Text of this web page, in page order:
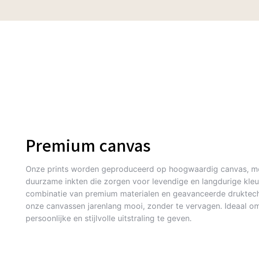
Premium canvas
Onze prints worden geproduceerd op hoogwaardig canvas,
duurzame inkten die zorgen voor levendige en langdurige
combinatie van premium materialen en geavanceerde
onze canvassen jarenlang mooi, zonder te vervagen. Ideaal
persoonlijke en stijlvolle uitstraling te geven.